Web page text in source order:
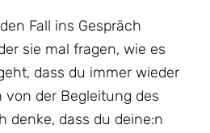
Fall ins Gespräch
sie mal fragen, wie es
dass du immer wieder
von der Begleitung des
denke, dass du deine:n